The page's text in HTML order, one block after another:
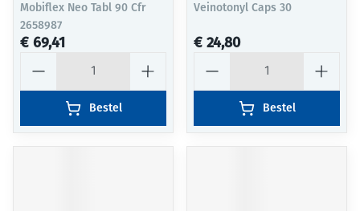
Mobiflex Neo Tabl 90 Cfr
2658987
€ 69,41
Bestel
Veinotonyl Caps 30
€ 24,80
Bestel